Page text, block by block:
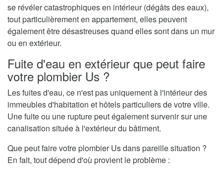
se révéler catastrophiques en intérieur (dégâts des eaux),
tout particulièrement en appartement, elles peuvent
également être désastreuses quand elles sont dans un mur
ou en extérieur.
Fuite d'eau en extérieur que peut faire
votre plombier Us ?
Les fuites d'eau, ce n'est pas uniquement à l'intérieur des
immeubles d'habitation et hôtels particuliers de votre ville.
Une fuite ou une rupture peut également survenir sur une
canalisation située à l'extérieur du bâtiment.
Que peut faire votre plombier Us dans pareille situation ?
En fait, tout dépend d'où provient le problème :